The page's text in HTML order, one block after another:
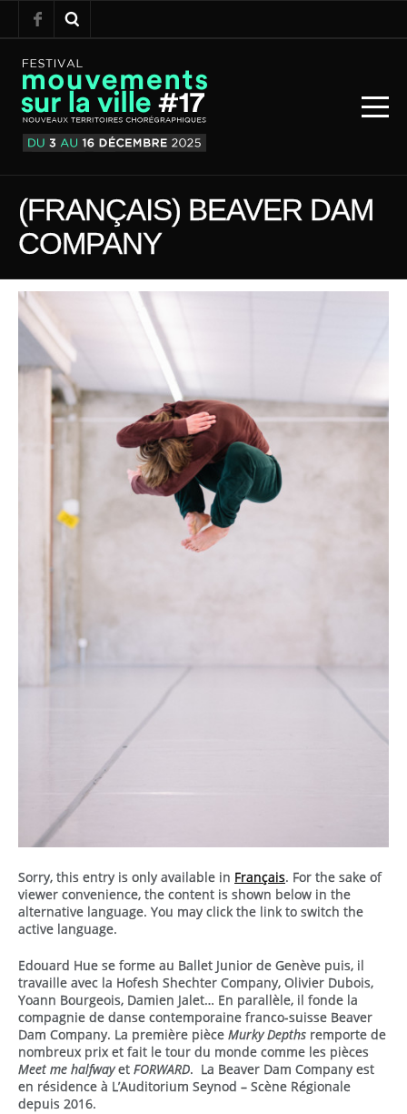
(FRANÇAIS) BEAVER DAM
COMPANY
Sorry, this entry is only available in Français. For the sake of
viewer convenience, the content is shown below in the
alternative language. You may click the link to switch the
active language.
Edouard Hue se forme au Ballet Junior de Genève puis, il
travaille avec la Hofesh Shechter Company, Olivier Dubois,
Yoann Bourgeois, Damien Jalet… En parallèle, il fonde la
compagnie de danse contemporaine franco-suisse Beaver
Dam Company. La première pièce Murky Depths remporte de
nombreux prix et fait le tour du monde comme les pièces
Meet me halfwayet FORWARD. La Beaver Dam Company est
en résidence à L’Auditorium Seynod – Scène Régionale
depuis 2016.